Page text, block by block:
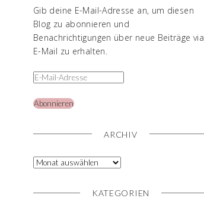
Gib deine E-Mail-Adresse an, um diesen
Blog zu abonnieren und
Benachrichtigungen über neue Beiträge via
E-Mail zu erhalten.
Abonnieren
ARCHIV
KATEGORIEN